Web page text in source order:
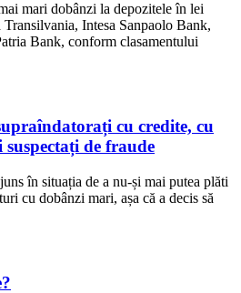
mari dobânzi la depozitele în lei
Intesa Sanpaolo Bank,
Bank, conform clasamentului
cu credite, cu
de fraude
în situația de a nu-și mai putea plăti
cu dobânzi mari, așa că a decis să